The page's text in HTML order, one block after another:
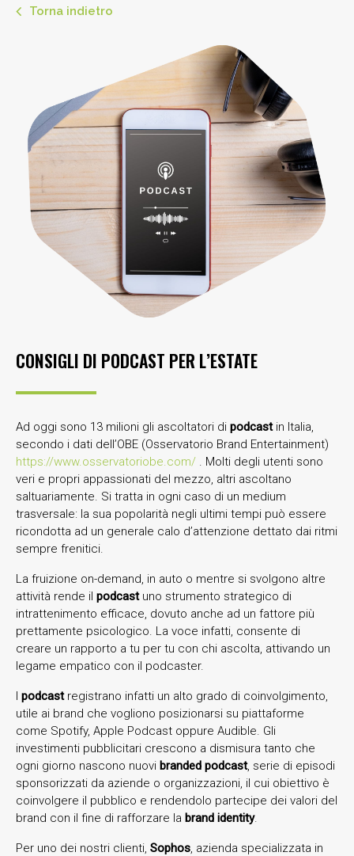
Torna indietro
CONSIGLI DI PODCAST PER L’ESTATE
Ad oggi sono 13 milioni gli ascoltatori di podcastin Italia,
secondo i dati dell’OBE (Osservatorio Brand Entertainment)
https://www.osservatoriobe.com/ . Molti degli utenti sono
veri e propri appassionati del mezzo, altri ascoltano
saltuariamente. Si tratta in ogni caso di un medium
trasversale: la sua popolarità negli ultimi tempi può essere
ricondotta ad un generale calo d’attenzione dettato dai ritmi
sempre frenitici.
La fruizione on-demand, in auto o mentre si svolgono altre
attività rende il podcast uno strumento strategico di
intrattenimento efficace, dovuto anche ad un fattore più
prettamente psicologico. La voce infatti, consente di
creare un rapporto a tu per tu con chi ascolta, attivando un
legame empatico con il podcaster.
I podcast registrano infatti un alto grado di coinvolgimento,
utile ai brand che vogliono posizionarsi su piattaforme
come Spotify, Apple Podcast oppure Audible. Gli
investimenti pubblicitari crescono a dismisura tanto che
ogni giorno nascono nuovi branded podcast, serie di episodi
sponsorizzati da aziende o organizzazioni, il cui obiettivo è
coinvolgere il pubblico e rendendolo partecipe dei valori del
brand con il fine di rafforzare la brand identity.
Per uno dei nostri clienti, Sophos, azienda specializzata in